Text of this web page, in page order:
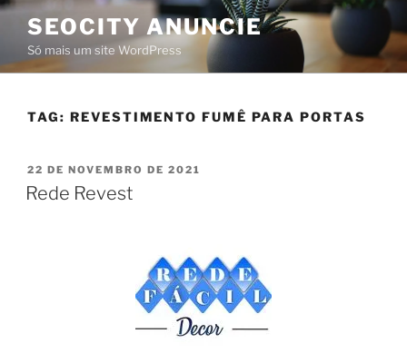
SEOCITY ANUNCIE
Só mais um site WordPress
TAG: REVESTIMENTO FUMÊ PARA PORTAS
22 DE NOVEMBRO DE 2021
Rede Revest